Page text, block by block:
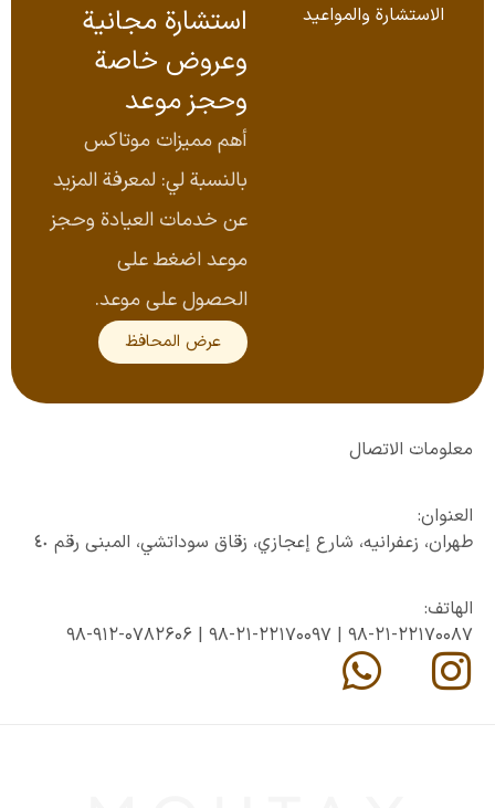
الاستشارة والمواعيد
استشارة مجانية
وعروض خاصة
وحجز موعد
أهم مميزات موتاكس
بالنسبة لي: لمعرفة المزيد
عن خدمات العيادة وحجز
موعد اضغط على
الحصول على موعد.
عرض المحافظ
معلومات الاتصال
العنوان:
طهران، زعفرانيه، شارع إعجازي، زقاق سوداتشي، المبنى رقم ٤٠
الهاتف:
98-21-22170087
|
98-21-22170097
|
98-912-0782606